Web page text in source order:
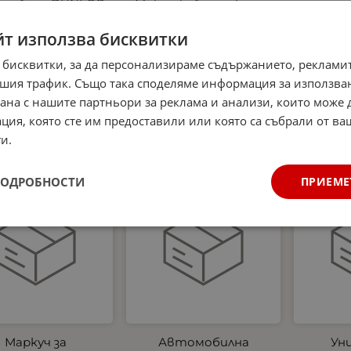
DUNLOP
за
на
€ / 32.27 лв.
Микрофибърна къпра
автомобил Dunlop -
аромат Океан
4.99 € / 9.76 лв.
Маркуч за
Автомобилна
Нов продукт
използва бисквитки
за да персонализираме съдържанието,
трафик. Също така споделяме информация за
с нашите партньори за реклама и анализи, които може
която сте им предоставили или която са събрали от